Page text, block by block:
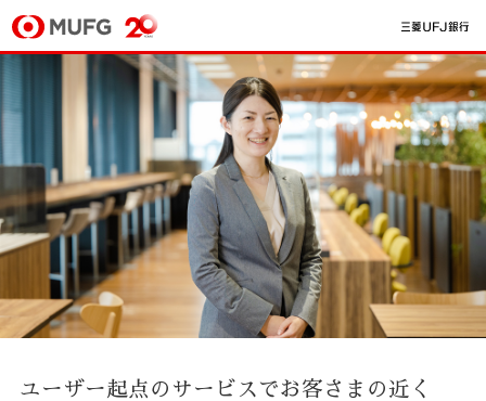
ユーザー起点のサービスでお客さまの近く